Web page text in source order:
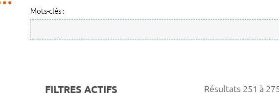
Mots-clés :
Résultats 251 à
FILTRES ACTIFS